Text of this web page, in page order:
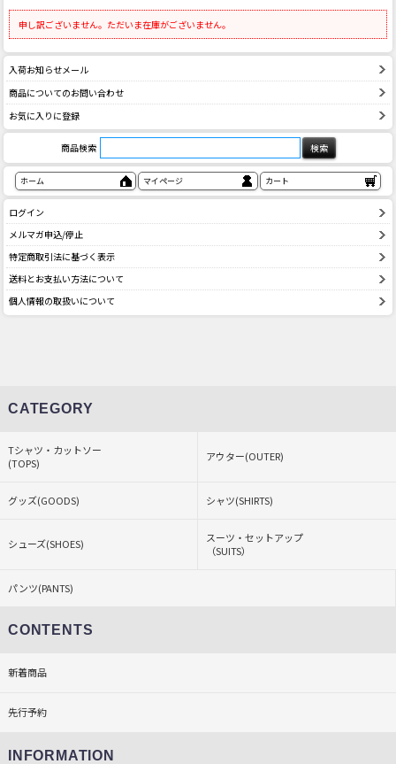
申し訳ございません。ただいま在庫がございません。
入荷お知らせメール
商品についてのお問い合わせ
お気に入りに登録
商品検索
ホーム マイページ カート
ログイン
メルマガ申込/停止
特定商取引法に基づく表示
送料とお支払い方法について
個人情報の取扱いについて
CATEGORY
Tシャツ・カットソー
(TOPS)
アウター(OUTER)
グッズ(GOODS) シャツ(SHIRTS)
シューズ(SHOES)
スーツ・セットアップ
（SUITS）
パンツ(PANTS)
CONTENTS
新着商品
先行予約
INFORMATION